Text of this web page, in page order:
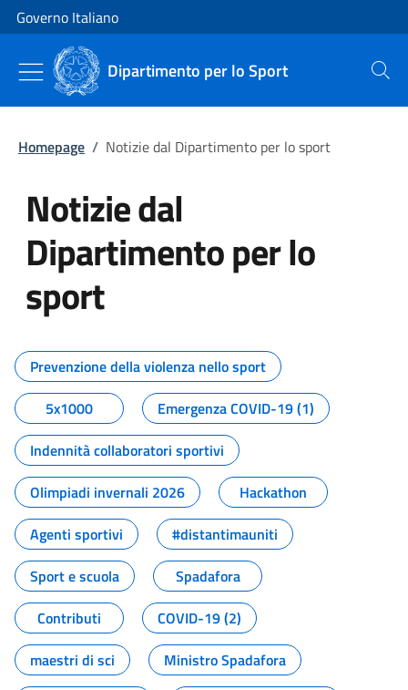
Vai al contenuto
Vai alla navigazione del sito
Governo Italiano
Dipartimento per lo Sport Cerca
Homepage / Notizie dal Dipartimento per lo sport
Notizie dal
Dipartimento per lo
sport
Tutti i contenuti della pagina
Prevenzione della violenza nello sport
5x1000
Emergenza COVID-19 (1)
Indennità collaboratori sportivi
Olimpiadi invernali 2026
Hackathon
Agenti sportivi
#distantimauniti
Sport e scuola
Spadafora
Contributi
COVID-19 (2)
maestri di sci
Ministro Spadafora